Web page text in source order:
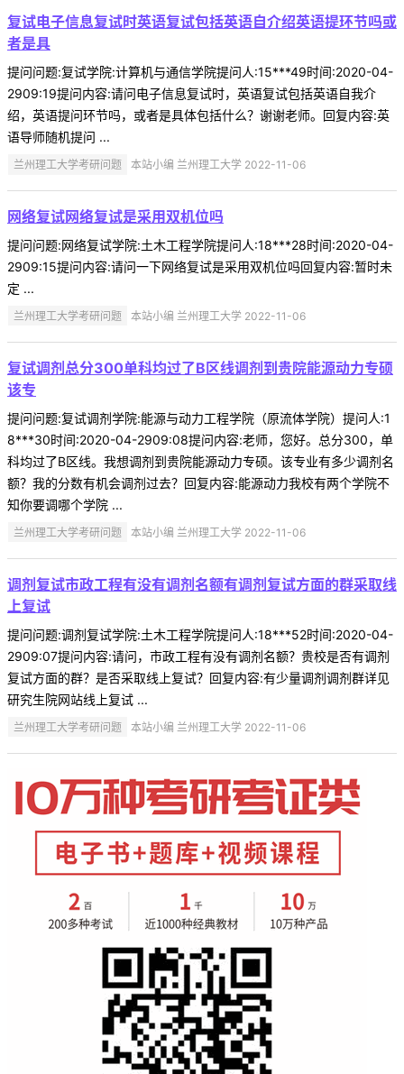
复试电子信息复试时英语复试包括英语自介绍英语提环节吗或
者是具
提问问题:复试学院:计算机与通信学院提问人:15***49时间:2020-04-
2909:19提问内容:请问电子信息复试时，英语复试包括英语自我介
绍，英语提问环节吗，或者是具体包括什么？谢谢老师。回复内容:英
语导师随机提问 ...
兰州理工大学考研问题 本站小编 兰州理工大学 2022-11-06
网络复试网络复试是采用双机位吗
提问问题:网络复试学院:土木工程学院提问人:18***28时间:2020-04-
2909:15提问内容:请问一下网络复试是采用双机位吗回复内容:暂时未
定 ...
兰州理工大学考研问题 本站小编 兰州理工大学 2022-11-06
复试调剂总分300单科均过了B区线调剂到贵院能源动力专硕
该专
提问问题:复试调剂学院:能源与动力工程学院（原流体学院）提问人:1
8***30时间:2020-04-2909:08提问内容:老师，您好。总分300，单
科均过了B区线。我想调剂到贵院能源动力专硕。该专业有多少调剂名
额？我的分数有机会调剂过去？回复内容:能源动力我校有两个学院不
知你要调哪个学院 ...
兰州理工大学考研问题 本站小编 兰州理工大学 2022-11-06
调剂复试市政工程有没有调剂名额有调剂复试方面的群采取线
上复试
提问问题:调剂复试学院:土木工程学院提问人:18***52时间:2020-04-
2909:07提问内容:请问，市政工程有没有调剂名额？贵校是否有调剂
复试方面的群？是否采取线上复试？回复内容:有少量调剂调剂群详见
研究生院网站线上复试 ...
兰州理工大学考研问题 本站小编 兰州理工大学 2022-11-06